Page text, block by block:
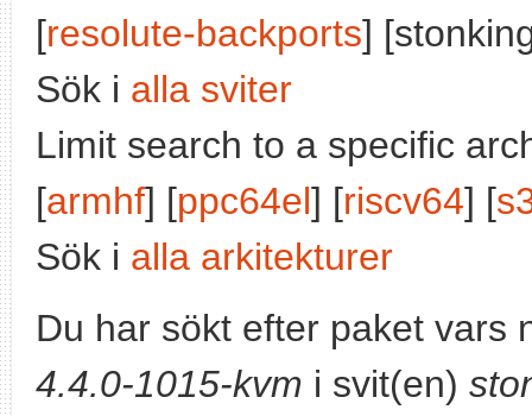
[resolute-backports]
Sök i alla sviter
Limit search to a specific
[armhf] [ppc64el] [riscv64] [
Sök i alla arkitekturer
Du har sökt efter paket vars
4.4.0-1015-kvm i svit(en)